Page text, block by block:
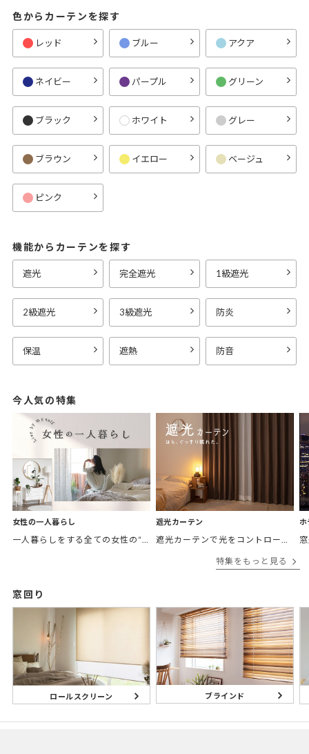
色からカーテンを探す
レッド ブルー アクア
ネイビー パープル グリーン
ブラック ホワイト グレー
ブラウン イエロー ベージュ
ピンク
機能からカーテンを探す
遮光 完全遮光 1級遮光
2級遮光 3級遮光 防炎
保温 遮熱 防音
今人気の特集
女性の一人暮らし
一人暮らしをする全ての女性の“欲しかったカーテン”がここにある。 「私の部屋に合うカーテンがほしい。」 そんなあなたに私の理想のお部屋をテーマ別にご紹介。
遮光カーテン
遮光カーテンで光をコントロールして、あなたの毎日をより快適に。
特集をもっと見る
窓回り
ロールスクリーン ブラインド